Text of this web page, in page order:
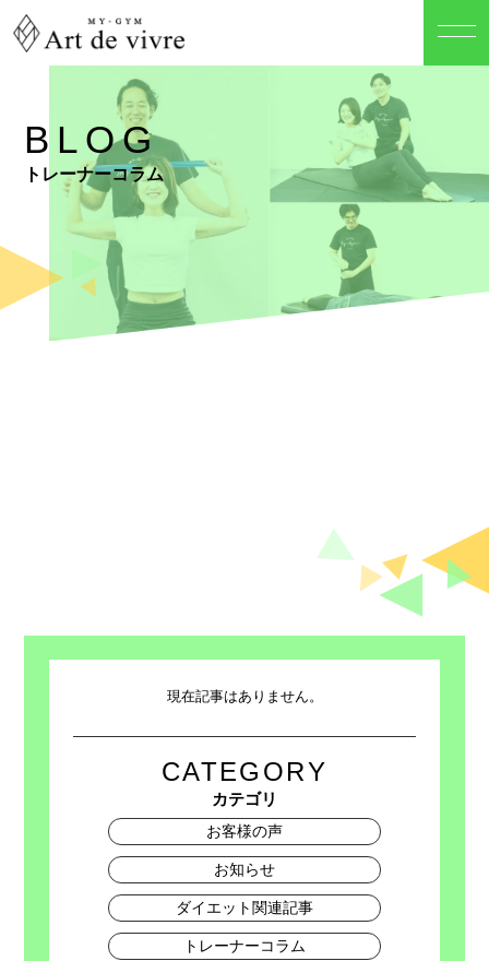
BLOG
トレーナーコラム
現在記事はありません。
CATEGORY
カテゴリ
お客様の声
お知らせ
ダイエット関連記事
トレーナーコラム